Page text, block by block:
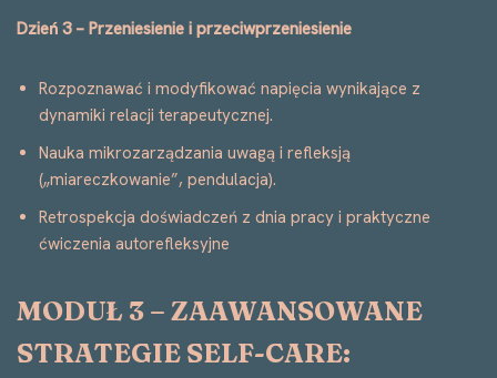
Dzień 3 – Przeniesienie i przeciwprzeniesienie
Rozpoznawać i modyfikować napięcia wynikające z
dynamiki relacji terapeutycznej.
Nauka mikrozarządzania uwagą i refleksją
(„miareczkowanie”, pendulacja).
Retrospekcja doświadczeń z dnia pracy i praktyczne
ćwiczenia autorefleksyjne
MODUŁ 3 – ZAAWANSOWANE
STRATEGIE SELF-CARE: